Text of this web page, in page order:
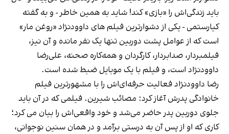
باید زندگی‌اش را «بازی» کند! شاید به همین خاطر - و به گفته
کیارستمی - یکی از دشوارترین فیلم های داوودنژاد «روغن مار»
است که از عوامل پشت دوربین تنها یک نفر مانده و آن نیز،
فیلمبردار، صدابردار، کارگردان و همه‌کاره صحنه، علی‌رضا
داوودنژاد است، و فیلم با یک موبایل ضبط شده است.
رضا داوودنژاد فعالیت حرفه‌ای‌اش را با مشهورترین فیلم
خانوادگی پدرش آغاز کرد: مصائب شیرین. فیلمی که در آن باید
جلوی دوربین پدر حاضر می‌شد و خود واقعی‌اش را بیان می کرد؛
کاری که او از پس آن به درستی برآمد و در همان سنین نوجوانی،